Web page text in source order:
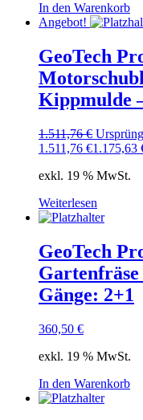
In den Warenkorb
Angebot!
GeoTech
Kippmulde
1.511,76€
1.511,76 €1.175,63
exkl. 19 % MwSt.
Weiterlesen
GeoTech
Gänge: 2+1
360,50 €
exkl. 19 % MwSt.
In den Warenkorb